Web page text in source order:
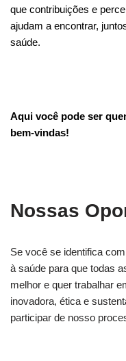
que contribuições e
ajudam a encontrar,
saúde.
Aqui você pode ser
bem-vindas!
Nossas
Se você se identifica
à saúde para que todas
melhor e quer trabalhar
inovadora, ética e
participar de nosso